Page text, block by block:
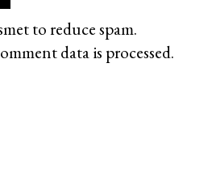
to reduce spam.
data is processed.